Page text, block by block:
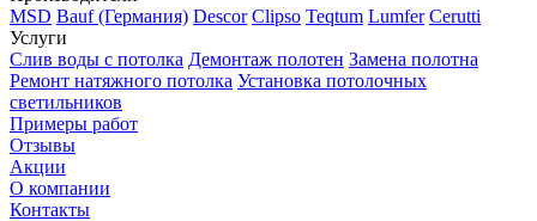
MSD Bauf (Германия) Descor Clipso Teqtum Lumfer Cerutti
Услуги
Слив воды с потолка Демонтаж полотен Замена полотна
Ремонт натяжного потолка Установка потолочных
светильников
Примеры работ
Отзывы
Акции
О компании
Контакты